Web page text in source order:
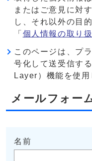
またはご意見に対
し、それ以外の目
「 個人情報の取り
このページは、プ
号化して送受信す
Layer）機能を使用
メールフォー
名前